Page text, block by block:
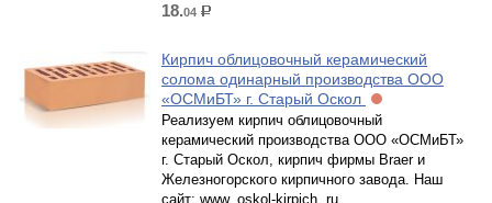
18.04 р.
Кирпич облицовочный керамический
солома одинарный производства ООО
«ОСМиБТ» г. Старый Оскол
Реализуем кирпич облицовочный
керамический производства ООО «ОСМиБТ»
г. Старый Оскол, кирпич фирмы Braer и
Железногорского кирпичного завода. Наш
сайт: www. oskol-kirpich. ru